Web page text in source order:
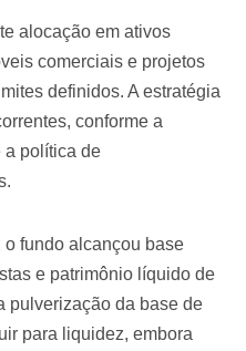
alocação em ativos
comerciais e projetos
definidos. A estratégia
conforme a
a política de
fundo alcançou base
e patrimônio líquido de
pulverização da base de
para liquidez, embora